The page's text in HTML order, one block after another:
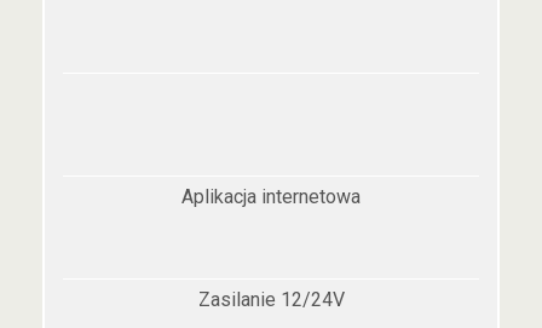
Aplikacja internetowa
Zasilanie 12/24V